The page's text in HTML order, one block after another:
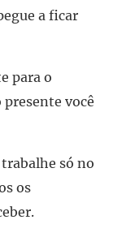
a ficar
para o
você
só no
os